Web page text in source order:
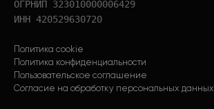
ОГРНИП 323010000006429
ИНН 420529630720
Политика cookie
Политика конфиденциальности
Пользовательское соглашение
Согласие на обработку персональных данных